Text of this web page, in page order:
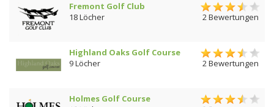
Fremont Golf Club
18 Löcher
2 Bewertungen
Highland Oaks Golf Course
9 Löcher
2 Bewertungen
Holmes Golf Course